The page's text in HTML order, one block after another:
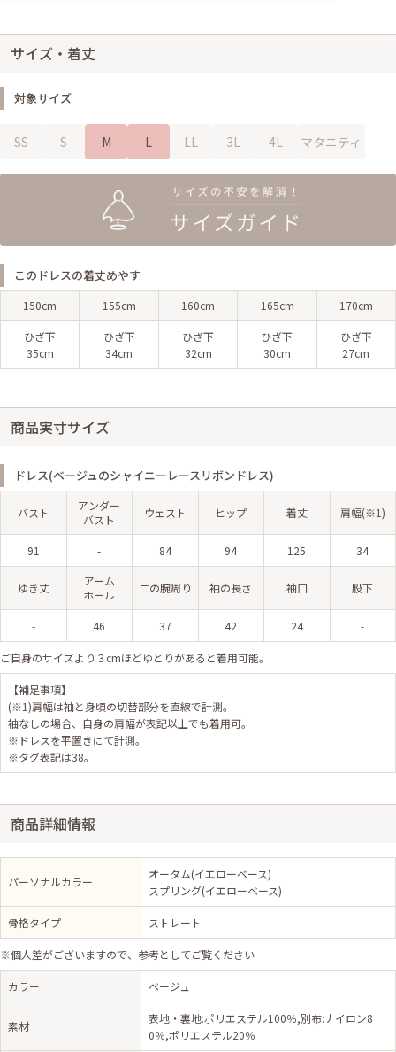
サイズ・着丈
対象サイズ
SS S M L LL 3L 4L マタニティ
このドレスの着丈めやす
150cm 155cm 160cm 165cm 170cm
ひざ下
35cm
ひざ下
34cm
ひざ下
32cm
ひざ下
30cm
ひざ下
27cm
商品実寸サイズ
ドレス(ベージュのシャイニーレースリボンドレス)
バスト
アンダー
バスト
ウェスト ヒップ 着丈 肩幅(※1)
91 - 84 94 125 34
ゆき丈
アーム
ホール
二の腕周り 袖の長さ 袖口 股下
- 46 37 42 24 -
ご自身のサイズより３cmほどゆとりがあると着用可能。
【補足事項】
(※1)肩幅は袖と身頃の切替部分を直線で計測。
袖なしの場合、自身の肩幅が表記以上でも着用可。
※ドレスを平置きにて計測。
※タグ表記は38。
商品詳細情報
パーソナルカラー
オータム(イエローベース)
スプリング(イエローベース)
骨格タイプ ストレート
※個人差がございますので、参考としてご覧ください
カラー ベージュ
素材
表地・裏地:ポリエステル100％,別布:ナイロン8
0％,ポリエステル20％